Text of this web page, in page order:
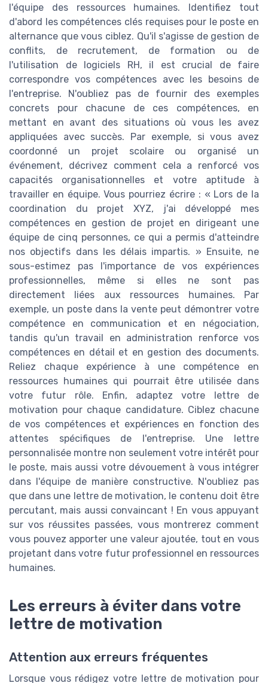
l'équipe des ressources humaines. Identifiez tout
d'abord les compétences clés requises pour le poste en
alternance que vous ciblez. Qu'il s'agisse de gestion de
conflits, de recrutement, de formation ou de
l'utilisation de logiciels RH, il est crucial de faire
correspondre vos compétences avec les besoins de
l'entreprise. N'oubliez pas de fournir des exemples
concrets pour chacune de ces compétences, en
mettant en avant des situations où vous les avez
appliquées avec succès. Par exemple, si vous avez
coordonné un projet scolaire ou organisé un
événement, décrivez comment cela a renforcé vos
capacités organisationnelles et votre aptitude à
travailler en équipe. Vous pourriez écrire : « Lors de la
coordination du projet XYZ, j'ai développé mes
compétences en gestion de projet en dirigeant une
équipe de cinq personnes, ce qui a permis d'atteindre
nos objectifs dans les délais impartis. » Ensuite, ne
sous-estimez pas l'importance de vos expériences
professionnelles, même si elles ne sont pas
directement liées aux ressources humaines. Par
exemple, un poste dans la vente peut démontrer votre
compétence en communication et en négociation,
tandis qu'un travail en administration renforce vos
compétences en détail et en gestion des documents.
Reliez chaque expérience à une compétence en
ressources humaines qui pourrait être utilisée dans
votre futur rôle. Enfin, adaptez votre lettre de
motivation pour chaque candidature. Ciblez chacune
de vos compétences et expériences en fonction des
attentes spécifiques de l'entreprise. Une lettre
personnalisée montre non seulement votre intérêt pour
le poste, mais aussi votre dévouement à vous intégrer
dans l'équipe de manière constructive. N'oubliez pas
que dans une lettre de motivation, le contenu doit être
percutant, mais aussi convaincant ! En vous appuyant
sur vos réussites passées, vous montrerez comment
vous pouvez apporter une valeur ajoutée, tout en vous
projetant dans votre futur professionnel en ressources
humaines.
Les erreurs à éviter dans votre
lettre de motivation
Attention aux erreurs fréquentes
Lorsque vous rédigez votre lettre de motivation pour